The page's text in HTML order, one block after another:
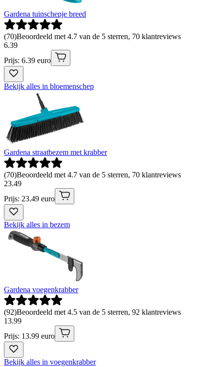
Gardena tuinschepje breed
(70)Beoordeeld met 4.7 van de 5 sterren, 70 klantreviews
6.39
Prijs: 6.39 euro
Bekijk alles in bloemenschep
Gardena straatbezem met krabber
(70)Beoordeeld met 4.7 van de 5 sterren, 70 klantreviews
23.49
Prijs: 23.49 euro
Bekijk alles in bezem
Gardena voegenkrabber
(92)Beoordeeld met 4.5 van de 5 sterren, 92 klantreviews
13.99
Prijs: 13.99 euro
Bekijk alles in voegenkrabber